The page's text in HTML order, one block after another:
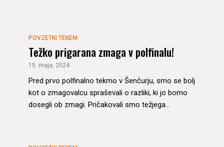
POVZETKI TEKEM
Težko prigarana zmaga v polfinalu!
15. maja, 2024
Pred prvo polfinalno tekmo v Šenčurju, smo se bolj
kot o zmagovalcu spraševali o razliki, ki jo bomo
dosegli ob zmagi. Pričakovali smo težjega...